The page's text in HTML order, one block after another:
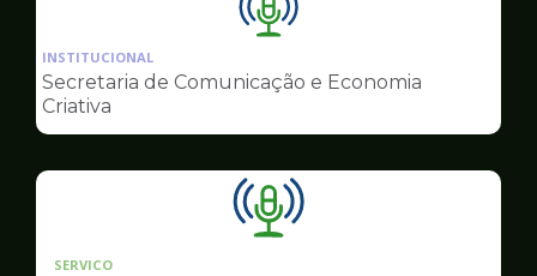
Ilustração
pagina
Comunicação
INSTITUCIONAL
Secretaria de Comunicação e Economia
Criativa
SERVICO